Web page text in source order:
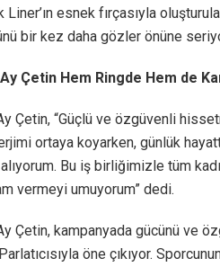
Liner’ın esnek fırçasıyla
bir kez daha gözler önüne
Çetin Hem Ringde Hem de
Çetin, “Güçlü ve özgüvenli
ortaya koyarken, günlük
alıyorum. Bu iş birliğimizle tüm
vermeyi umuyorum” dedi.
Çetin, kampanyada gücünü ve
öne çıkıyor.